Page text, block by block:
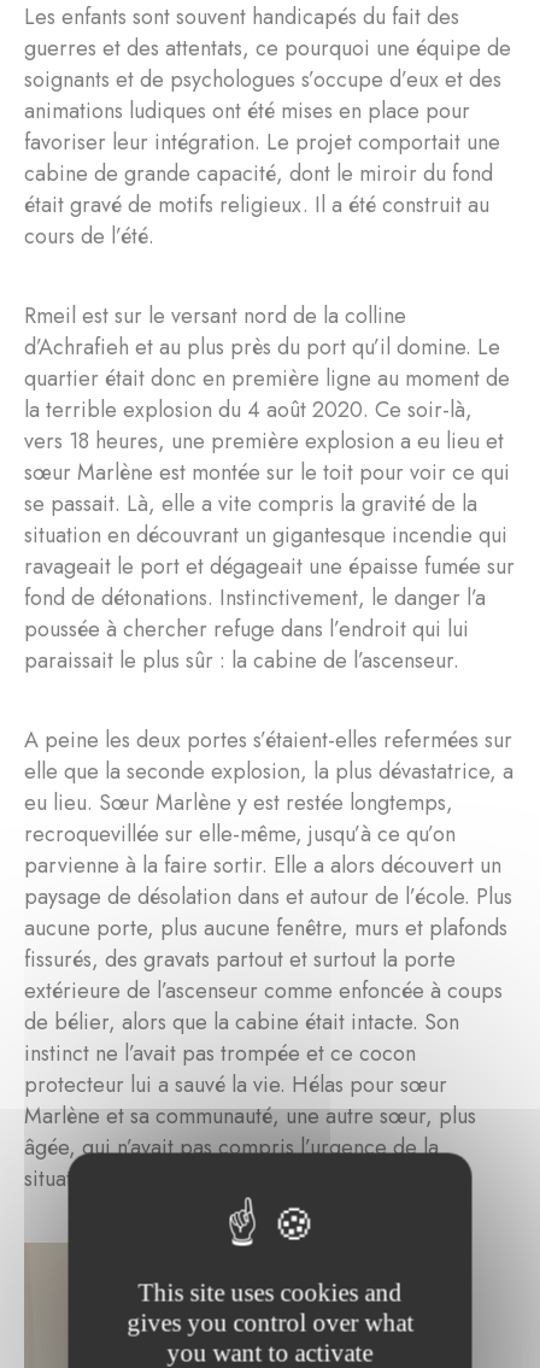
Les enfants sont souvent handicapés du fait des
guerres et des attentats, ce pourquoi une équipe de
soignants et de psychologues s’occupe d’eux et des
animations ludiques ont été mises en place pour
favoriser leur intégration. Le projet comportait une
cabine de grande capacité, dont le miroir du fond
était gravé de motifs religieux. Il a été construit au
cours de l’été.
Rmeil est sur le versant nord de la colline
d’Achrafieh et au plus près du port qu’il domine. Le
quartier était donc en première ligne au moment de
la terrible explosion du 4 août 2020. Ce soir-là,
vers 18 heures, une première explosion a eu lieu et
sœur Marlène est montée sur le toit pour voir ce qui
se passait. Là, elle a vite compris la gravité de la
situation en découvrant un gigantesque incendie qui
ravageait le port et dégageait une épaisse fumée sur
fond de détonations. Instinctivement, le danger l’a
poussée à chercher refuge dans l’endroit qui lui
paraissait le plus sûr : la cabine de l’ascenseur.
A peine les deux portes s’étaient-elles refermées sur
elle que la seconde explosion, la plus dévastatrice, a
eu lieu. Sœur Marlène y est restée longtemps,
recroquevillée sur elle-même, jusqu’à ce qu’on
parvienne à la faire sortir. Elle a alors découvert un
paysage de désolation dans et autour de l’école. Plus
aucune porte, plus aucune fenêtre, murs et plafonds
fissurés, des gravats partout et surtout la porte
extérieure de l’ascenseur comme enfoncée à coups
de bélier, alors que la cabine était intacte. Son
instinct ne l’avait pas trompée et ce cocon
protecteur lui a sauvé la vie. Hélas pour sœur
Marlène et sa communauté, une autre sœur, plus
âgée, qui n’avait pas compris l’urgence de la
situation, est morte sur le coup.
This site uses cookies and
gives you control over what
you want to activate